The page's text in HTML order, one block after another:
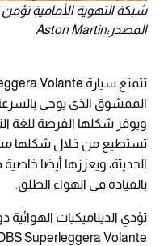
شبكة التهوية الأمامية تؤمن
المصدر:Aston Martin
الممشوق الذي يوحي
ويوفر شكلها الفرصة للغة
تستطيع من خلال شكلها
الحديثة، ويعززها أيضا
بالقيادة في الهواء الطلق.
تؤدي الديناميكيات